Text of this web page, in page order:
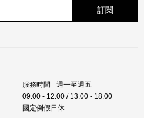
訂閱
服務時間 - 週一至週五
09:00 - 12:00 / 13:00 - 18:00
國定例假日休